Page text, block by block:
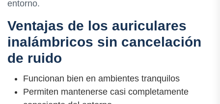
entorno.
Ventajas de los auriculares
inalámbricos sin cancelación
de ruido
Funcionan bien en ambientes tranquilos
Permiten mantenerse casi completamente